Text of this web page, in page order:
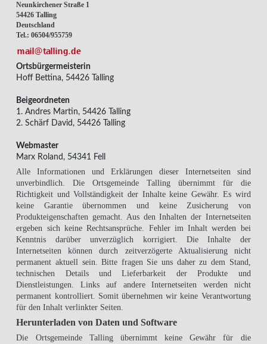
Neunkirchener Straße 1
54426 Talling
Deutschland
Tel.: 06504/955759
Ortsbürgermeisterin
Hoff Bettina, 54426 Talling
Beigeordneten
1. Andres Martin, 54426 Talling
2. Schärf David, 54426 Talling
Webmaster
Marx Roland, 54341 Fell
Alle Informationen und Erklärungen dieser Internetseiten sind
unverbindlich. Die Ortsgemeinde Talling übernimmt für die
Richtigkeit und Vollständigkeit der Inhalte keine Gewähr. Es wird
keine Garantie übernommen und keine Zusicherung von
Produkteigenschaften gemacht. Aus den Inhalten der Internetseiten
ergeben sich keine Rechtsansprüche. Fehler im Inhalt werden bei
Kenntnis darüber unverzüglich korrigiert. Die Inhalte der
Internetseiten können durch zeitverzögerte Aktualisierung nicht
permanent aktuell sein. Bitte fragen Sie uns daher zu dem Stand,
technischen Details und Lieferbarkeit der Produkte und
Dienstleistungen. Links auf andere Internetseiten werden nicht
permanent kontrolliert. Somit übernehmen wir keine Verantwortung
für den Inhalt verlinkter Seiten.
Herunterladen von Daten und Software
Die Ortsgemeinde Talling übernimmt keine Gewähr für die